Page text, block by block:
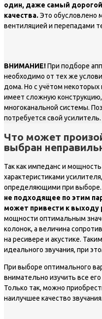
один, даже самый дорогой
качества. Это обусловлено
вентиляцией и перепадами
ВНИМАНИЕ!При подборе
необходимо от тех же
дома. Но с учётом некоторых
имеет сложную конструкцию,
многоканальной системы.
потребуется свой усилитель.
Что может
выбран
Так как импеданс и
характеристиками
определяющими при выборе.
не подходящее по этим
может привести к выходу
мощности оптимальным
колонок, а величина
на ресивере и акустике.
идеального звучания, при
При выборе оптимального
внимательно изучить все
Только так, можно
наилучшее качество звучания.